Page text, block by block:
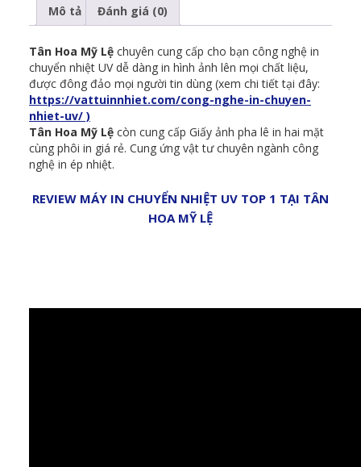
Mô tả Đánh giá (0)
Tân Hoa Mỹ Lệ chuyên cung cấp cho bạn công nghệ in
chuyển nhiệt UV dễ dàng in hình ảnh lên mọi chất liệu,
được đông đảo mọi người tin dùng (xem chi tiết tại đây:
https://vattuinnhiet.com/cong-nghe-in-chuyen-
nhiet-uv/ )
Tân Hoa Mỹ Lệ còn cung cấp Giấy ảnh pha lê in hai mặt
cùng phôi in giá rẻ. Cung ứng vật tư chuyên ngành công
nghệ in ép nhiệt.
REVIEW MÁY IN CHUYỂN NHIỆT UV TOP 1 TẠI TÂN
HOA MỸ LỆ